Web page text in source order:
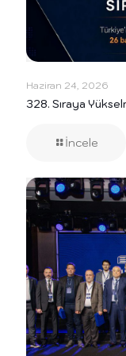
Haziran 24, 2026
328. Sıraya
İncele